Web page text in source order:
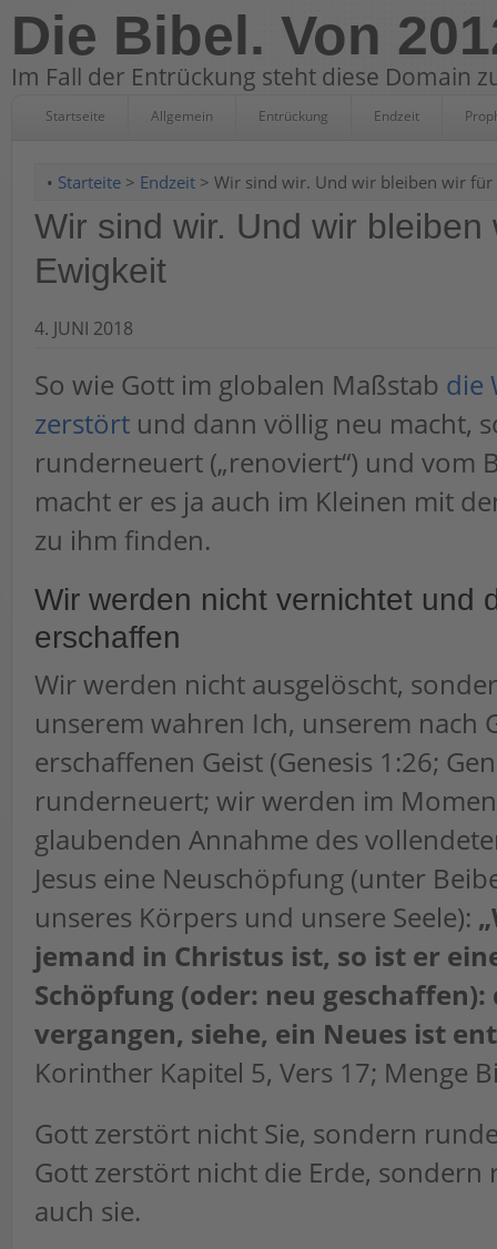
Die Bibel. Von
Im Fall der Entrückung steht diese Domain
Startseite Allgemein Entrückung Endzeit
• Starteite > Endzeit > Wir sind wir. Und wir bleiben wir für
Wir sind wir. Und wir bleiben
Ewigkeit
4. JUNI 2018
So wie Gott im globalen Maßstab die
zerstört und dann völlig neu macht,
runderneuert („renoviert“) und vom
macht er es ja auch im Kleinen mit
zu ihm finden.
Wir werden nicht vernichtet und
erschaffen
Wir werden nicht ausgelöscht,
unserem wahren Ich, unserem nach
erschaffenen Geist (Genesis 1:26;
runderneuert; wir werden im
glaubenden Annahme des
Jesus eine Neuschöpfung (unter
unseres Körpers und unsere Seele):
jemand in Christus ist, so ist er
Schöpfung (oder: neu geschaffen):
vergangen, siehe, ein Neues ist
Korinther Kapitel 5, Vers 17; Menge
Gott zerstört nicht Sie, sondern
Gott zerstört nicht die Erde,
auch sie.